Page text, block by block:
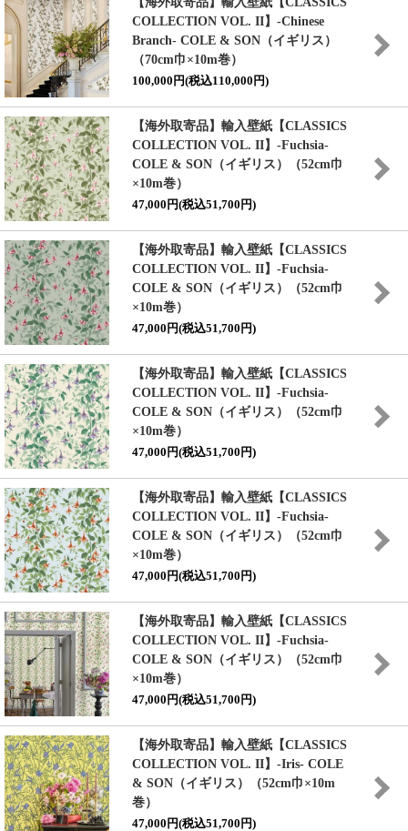
COLLECTION VOL. II】 -Chinese
Branch- COLE & SON（イギリス）
（70cm巾×10m巻）
100,000円(税込110,000円)
【海外取寄品】輸入壁紙【CLASSICS
COLLECTION VOL. II】 -Fuchsia-
COLE & SON（イギリス）（52cm巾
×10m巻）
47,000円(税込51,700円)
【海外取寄品】輸入壁紙【CLASSICS
COLLECTION VOL. II】 -Fuchsia-
COLE & SON（イギリス）（52cm巾
×10m巻）
47,000円(税込51,700円)
【海外取寄品】輸入壁紙【CLASSICS
COLLECTION VOL. II】 -Fuchsia-
COLE & SON（イギリス）（52cm巾
×10m巻）
47,000円(税込51,700円)
【海外取寄品】輸入壁紙【CLASSICS
COLLECTION VOL. II】 -Fuchsia-
COLE & SON（イギリス）（52cm巾
×10m巻）
47,000円(税込51,700円)
【海外取寄品】輸入壁紙【CLASSICS
COLLECTION VOL. II】 -Fuchsia-
COLE & SON（イギリス）（52cm巾
×10m巻）
47,000円(税込51,700円)
【海外取寄品】輸入壁紙【CLASSICS
COLLECTION VOL. II】 -Iris- COLE
& SON（イギリス）（52cm巾×10m
巻）
47,000円(税込51,700円)